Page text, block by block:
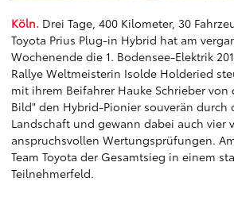
Köln. Drei Tage, 400 Kilometer, 30
Toyota Prius Plug-in Hybrid hat am
Wochenende die 1. Bodensee-Elektrik
Rallye Weltmeisterin Isolde Holderied
mit ihrem Beifahrer Hauke Schrieber
Bild" den Hybrid-Pionier souverän durch
Landschaft und gewann dabei auch vier
anspruchsvollen Wertungsprüfungen.
Team Toyota der Gesamtsieg in einem
Teilnehmerfeld.